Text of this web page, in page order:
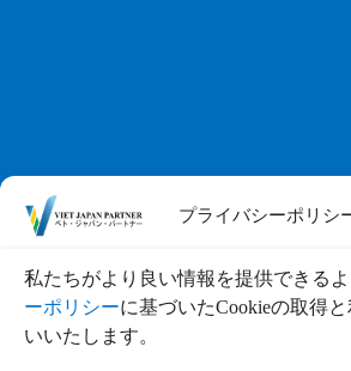
プライバシーポリシ
私たちがより良い情報を提供できるよ
ーポリシーに基づいたCookieの取得
いいたします。